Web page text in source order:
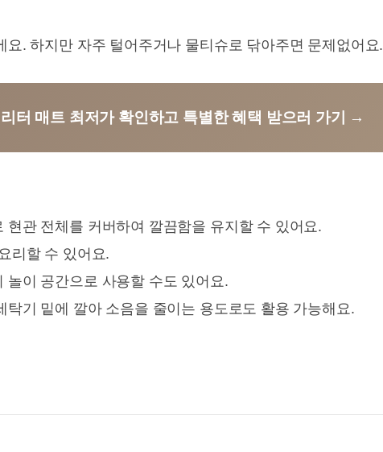
. 하지만 자주 털어주거나 물티슈로 닦아주면 문제없어요.
터 매트 최저가 확인하고 특별한 혜택 받으러 가기 →
관 전체를 커버하여 깔끔함을 유지할 수 있어요.
리할 수 있어요.
놀이 공간으로 사용할 수도 있어요.
탁기 밑에 깔아 소음을 줄이는 용도로도 활용 가능해요.